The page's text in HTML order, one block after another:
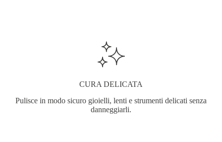
CURA DELICATA
Pulisce in modo sicuro gioielli, lenti e strumenti delicati senza
danneggiarli.